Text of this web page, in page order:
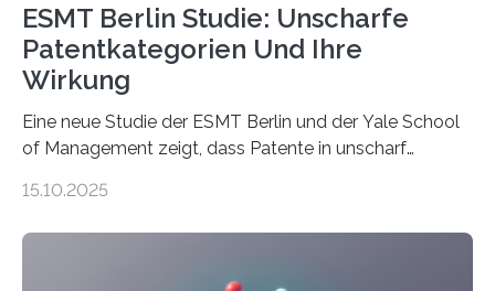
ESMT Berlin Studie: Unscharfe
Patentkategorien Und Ihre
Wirkung
Eine neue Studie der ESMT Berlin und der Yale School
of Management zeigt, dass Patente in unscharf
häufiger zu bahnbrechenden Innovationen führen und
Erfindungen entstehen besonders dann, wenn
15.10.2025